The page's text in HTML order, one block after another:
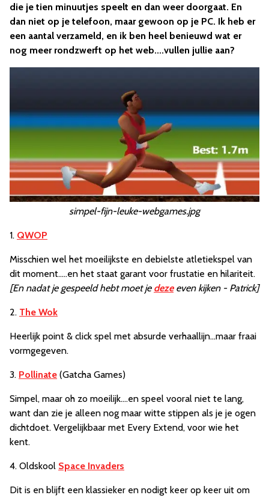
die je tien minuutjes speelt en dan weer doorgaat. En
dan niet op je telefoon, maar gewoon op je PC. Ik heb er
een aantal verzameld, en ik ben heel benieuwd wat er
nog meer rondzwerft op het web....vullen jullie aan?
simpel-fijn-leuke-webgames.jpg
1. QWOP
Misschien wel het moeilijkste en debielste atletiekspel van
dit moment.....en het staat garant voor frustatie en hilariteit.
[En nadat je gespeeld hebt moet je dezeeven kijken - Patrick]
2. The Wok
Heerlijk point & click spel met absurde verhaallijn...maar fraai
vormgegeven.
3. Pollinate (Gatcha Games)
Simpel, maar oh zo moeilijk....en speel vooral niet te lang,
want dan zie je alleen nog maar witte stippen als je je ogen
dichtdoet. Vergelijkbaar met Every Extend, voor wie het
kent.
4. Oldskool Space Invaders
Dit is en blijft een klassieker en nodigt keer op keer uit om